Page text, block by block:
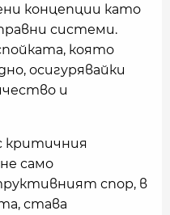
концепции като
системи.
която
осигурявайки
и
критичния
само
спор, в
става